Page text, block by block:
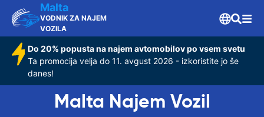
Malta
VODNIK ZA NAJEM
VOZILA
Do 20% popusta na najem avtomobilov po vsem svetu
Ta promocija velja do 11. avgust 2026 - izkoristite jo še
danes!
Malta Najem Vozil